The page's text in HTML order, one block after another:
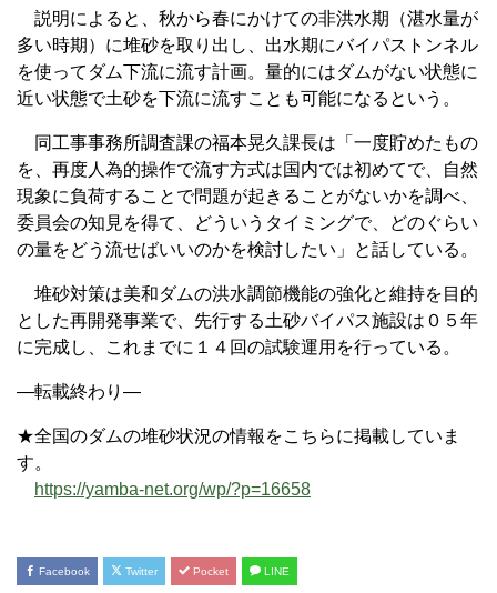
説明によると、秋から春にかけての非洪水期（湛水量が
多い時期）に堆砂を取り出し、出水期にバイパストンネル
を使ってダム下流に流す計画。量的にはダムがない状態に
近い状態で土砂を下流に流すことも可能になるという。
同工事事務所調査課の福本晃久課長は「一度貯めたもの
を、再度人為的操作で流す方式は国内では初めてで、自然
現象に負荷することで問題が起きることがないかを調べ、
委員会の知見を得て、どういうタイミングで、どのぐらい
の量をどう流せばいいのかを検討したい」と話している。
堆砂対策は美和ダムの洪水調節機能の強化と維持を目的
とした再開発事業で、先行する土砂バイパス施設は０５年
に完成し、これまでに１４回の試験運用を行っている。
—転載終わり—
★全国のダムの堆砂状況の情報をこちらに掲載していま
す。
https://yamba-net.org/wp/?p=16658
Facebook Twitter Pocket LINE